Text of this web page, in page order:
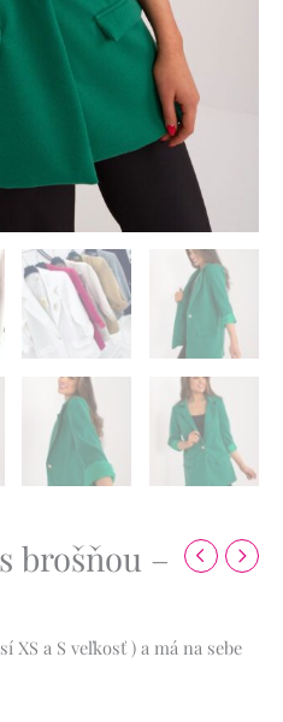
brošňou –
XS a S veľkosť ) a má na sebe